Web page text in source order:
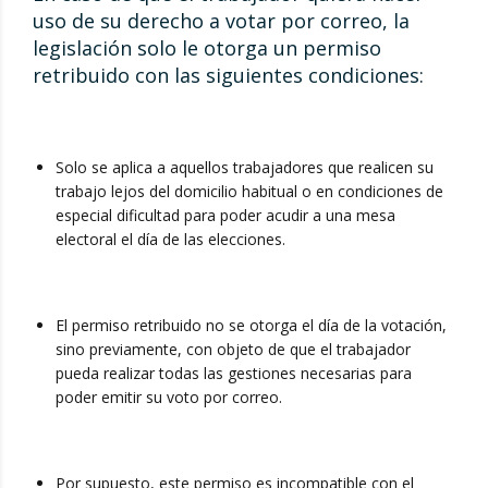
uso de su derecho a votar por correo, la
legislación solo le otorga un permiso
retribuido con las siguientes condiciones:
Solo se aplica a aquellos trabajadores que realicen su
trabajo lejos del domicilio habitual o en condiciones de
especial dificultad para poder acudir a una mesa
electoral el día de las elecciones.
El permiso retribuido no se otorga el día de la votación,
sino previamente, con objeto de que el trabajador
pueda realizar todas las gestiones necesarias para
poder emitir su voto por correo.
Por supuesto, este permiso es incompatible con el